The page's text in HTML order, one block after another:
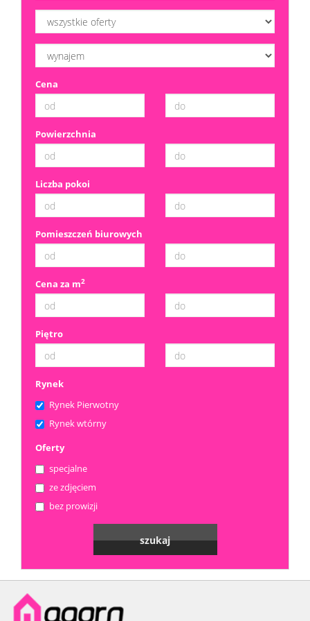
Dzialki
Cena
Powierzchnia
Liczba pokoi
Pomieszczeń biurowych
Cena za m2
Piętro
Rynek
Rynek Pierwotny
Rynek wtórny
Oferty
specjalne
ze zdjęciem
bez prowizji